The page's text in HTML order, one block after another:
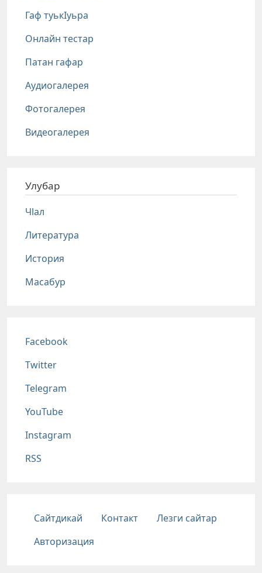
Гаф туькIуьра
Онлайн тестар
Патан гафар
Аудиогалерея
Фотогалерея
Видеогалерея
Улубар
Чlал
Литература
История
Масабур
Соц сети
Facebook
Twitter
Telegram
YouTube
Instagram
RSS
Подвал
Сайтдикай Контакт
Лезги сайтар
Авторизация